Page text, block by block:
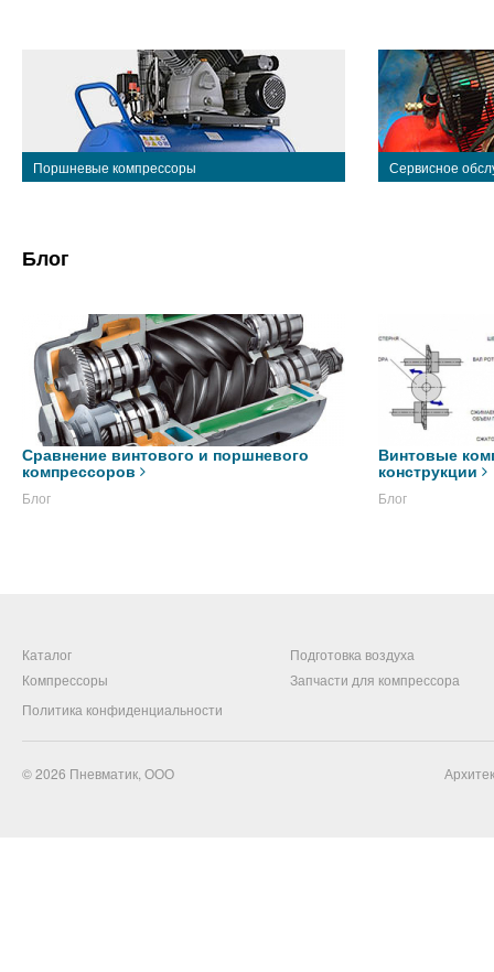
Поршневые компрессоры Сервисное
Блог
Сравнение винтового и поршневого
компрессоров
Блог
Винтовые
конструкции
Блог
Каталог
Компрессоры
Подготовка воздуха
Запчасти для компрессора
Политика конфиденциальности
© 2026 Пневматик, ООО